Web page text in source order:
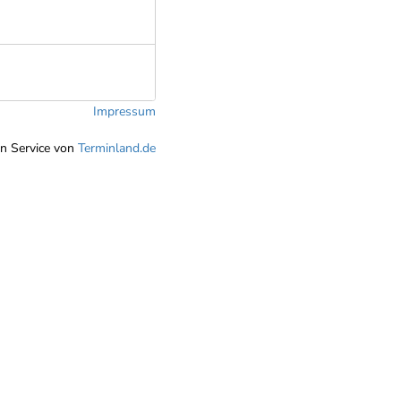
Impressum
Service von Terminland.de